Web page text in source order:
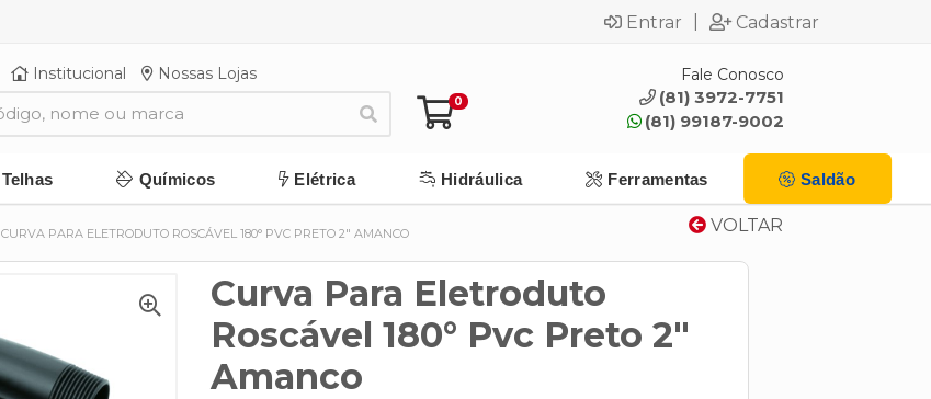
Entrar Cadastrar
Institucional Nossas Lojas
0
Fale Conosco
(81) 3972-7751
(81) 99187-9002
Telhas Químicos Elétrica Hidráulica Ferramentas Saldão
VOLTAR
CURVA PARA ELETRODUTO ROSCÁVEL 180° PVC PRETO 2" AMANCO
Curva Para Eletroduto
Roscável 180° Pvc Preto 2"
Amanco